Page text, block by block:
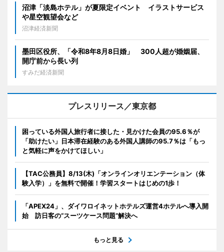
沼津「淡島ホテル」が夏限定イベント イラストサービス
や星空観望会など
沼津経済新聞
墨田区役所、「令和8年8月8日婚」 300人超が婚姻届、
開庁前から長い列
すみだ経済新聞
プレスリリース／東京都
困っている外国人旅行者に接した・見かけた会員の95.6％が
「助けたい」日本滞在経験のある外国人講師の95.7％は「もっ
と気軽に声をかけてほしい」
【TAC公務員】8/13(木)「オンラインオリエンテーション（体
験入学）」を無料で開催！学習スタートはじめの1歩！
「APEX24」、ダイワロイネットホテルズ運営4ホテルへ導入開
始 訪日客の“スーツケース問題”解決へ
もっと見る